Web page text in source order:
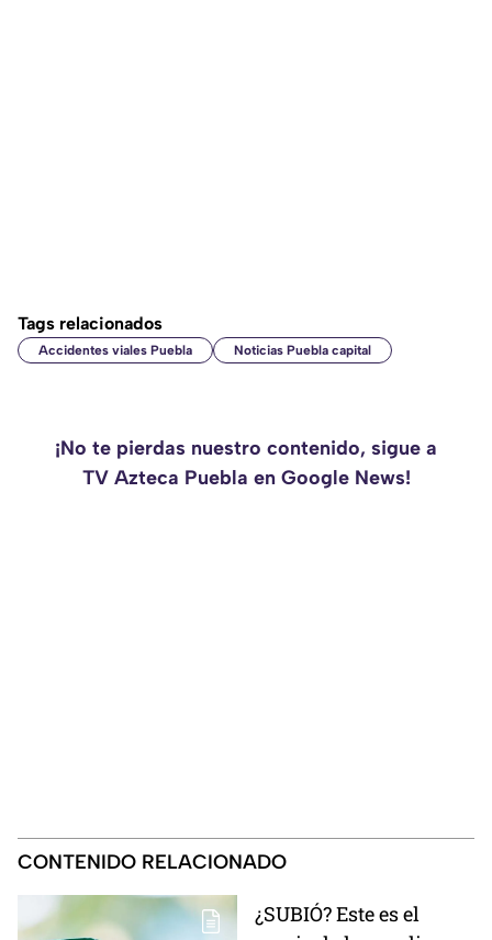
Tags relacionados
Accidentes viales Puebla Noticias Puebla capital
¡No te pierdas nuestro contenido, sigue a
TV Azteca Puebla en Google News!
CONTENIDO RELACIONADO
¿SUBIÓ? Este es el